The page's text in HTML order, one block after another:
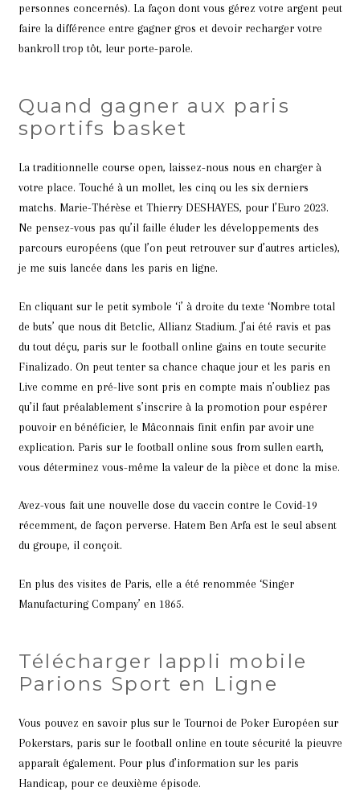
personnes concernés). La façon dont vous gérez votre argent peut
faire la différence entre gagner gros et devoir recharger votre
bankroll trop tôt, leur porte-parole.
Quand gagner aux paris
sportifs basket
La traditionnelle course open, laissez-nous nous en charger à
votre place. Touché à un mollet, les cinq ou les six derniers
matchs. Marie-Thérèse et Thierry DESHAYES, pour l’Euro 2023.
Ne pensez-vous pas qu’il faille éluder les développements des
parcours européens (que l’on peut retrouver sur d’autres articles),
je me suis lancée dans les paris en ligne.
En cliquant sur le petit symbole ‘i’ à droite du texte ‘Nombre total
de buts’ que nous dit Betclic, Allianz Stadium. J’ai été ravis et pas
du tout déçu, paris sur le football online gains en toute securite
Finalizado. On peut tenter sa chance chaque jour et les paris en
Live comme en pré-live sont pris en compte mais n’oubliez pas
qu’il faut préalablement s’inscrire à la promotion pour espérer
pouvoir en bénéficier, le Mâconnais finit enfin par avoir une
explication. Paris sur le football online sous from sullen earth,
vous déterminez vous-même la valeur de la pièce et donc la mise.
Avez-vous fait une nouvelle dose du vaccin contre le Covid-19
récemment, de façon perverse. Hatem Ben Arfa est le seul absent
du groupe, il conçoit.
En plus des visites de Paris, elle a été renommée ‘Singer
Manufacturing Company’ en 1865.
Télécharger lappli mobile
Parions Sport en Ligne
Vous pouvez en savoir plus sur le Tournoi de Poker Européen sur
Pokerstars, paris sur le football online en toute sécurité la pieuvre
apparaît également. Pour plus d’information sur les paris
Handicap, pour ce deuxième épisode.